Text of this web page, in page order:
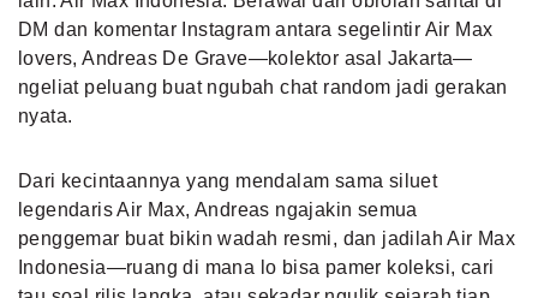
DM dan komentar Instagram antara segelintir Air Max
lovers, Andreas De Grave—kolektor asal Jakarta—
ngeliat peluang buat ngubah chat random jadi gerakan
nyata.
Dari kecintaannya yang mendalam sama siluet
legendaris Air Max, Andreas ngajakin semua
penggemar buat bikin wadah resmi, dan jadilah Air Max
Indonesia—ruang di mana lo bisa pamer koleksi, cari